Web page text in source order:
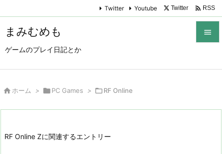
まみむめも
ゲームのプレイ日記とか

Twitter Youtube Twitter  RSS
 ホーム > PC Games > RF Online
RF Online Zに関連するエントリー